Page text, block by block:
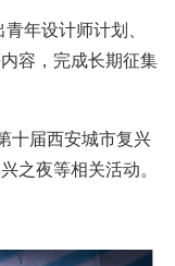
年设计师计划、
容，完成长期征集
十届西安城市复兴
之夜等相关活动。